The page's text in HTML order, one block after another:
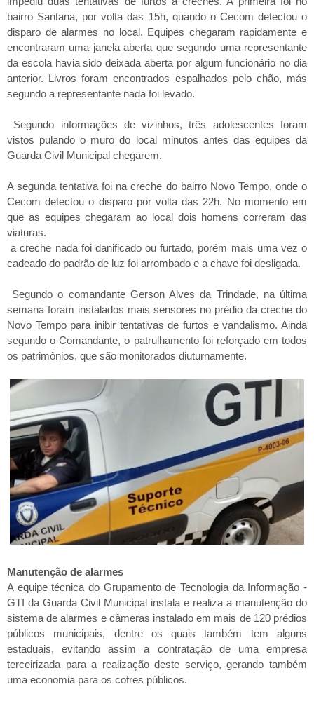
bairro Santana, por volta das 15h, quando o Cecom detectou o
disparo de alarmes no local. Equipes chegaram rapidamente e
encontraram uma janela aberta que segundo uma representante
da escola havia sido deixada aberta por algum funcionário no dia
anterior. Livros foram encontrados espalhados pelo chão, más
segundo a representante nada foi levado.
Segundo informações de vizinhos, três adolescentes foram
vistos pulando o muro do local minutos antes das equipes da
Guarda Civil Municipal chegarem.
A segunda tentativa foi na creche do bairro Novo Tempo, onde o
Cecom detectou o disparo por volta das 22h. No momento em
que as equipes chegaram ao local dois homens correram das
viaturas.
a creche nada foi danificado ou furtado, porém mais uma vez o
cadeado do padrão de luz foi arrombado e a chave foi desligada.
Segundo o comandante Gerson Alves da Trindade, na última
semana foram instalados mais sensores no prédio da creche do
Novo Tempo para inibir tentativas de furtos e vandalismo. Ainda
segundo o Comandante, o patrulhamento foi reforçado em todos
os patrimônios, que são monitorados diuturnamente.
Manutenção de alarmes
A equipe técnica do Grupamento de Tecnologia da Informação -
GTI da Guarda Civil Municipal instala e realiza a manutenção do
sistema de alarmes e câmeras instalado em mais de 120 prédios
públicos municipais, dentre os quais também tem alguns
estaduais, evitando assim a contratação de uma empresa
terceirizada para a realização deste serviço, gerando também
uma economia para os cofres públicos.